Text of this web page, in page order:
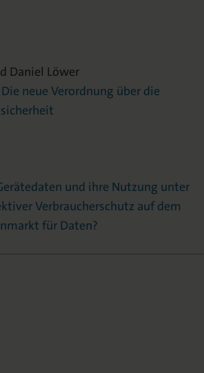
Daniel Löwer
neue Verordnung über die
und ihre Nutzung unter
Verbraucherschutz auf dem
für Daten?